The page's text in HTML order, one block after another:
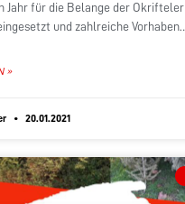
Jahr für die Belange der Okrifteler
und zahlreiche Vorhaben
»
20.01.2021